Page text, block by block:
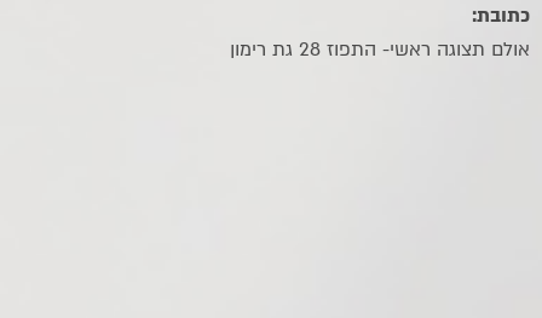
כתובת:
אולם תצוגה ראשי- התפוז 28 גת רימון